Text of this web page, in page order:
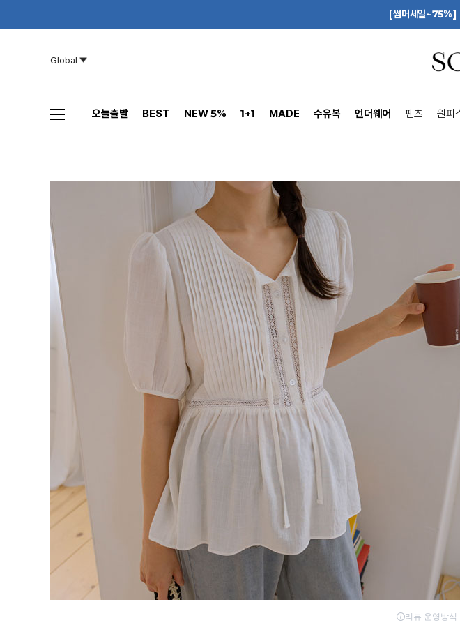
[썸머세일~75%]
Global
오늘출발 BEST NEW 5% 1+1 MADE 수유복 언더웨어 팬츠 원피